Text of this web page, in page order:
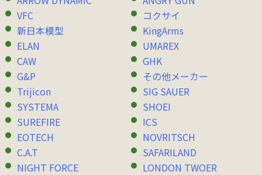
VFC
コクサイ
新日本模型
KingArms
ELAN
UMAREX
CAW
GHK
G&P
その他メーカー
Trijicon
SIG SAUER
SYSTEMA
SHOEI
SUREFIRE
ICS
EOTECH
NOVRITSCH
C.A.T
SAFARILAND
NIGHT FORCE
LONDON TWOER